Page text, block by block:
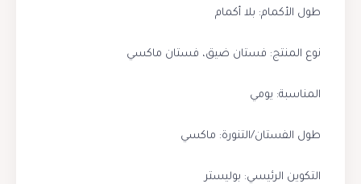
طول الأكمام: بلا أكمام
نوع المنتج: فستان ضيق، فستان ماكسي
المناسبة: يومي
طول الفستان/التنورة: ماكسي
التكوين الرئيسي: بوليستر